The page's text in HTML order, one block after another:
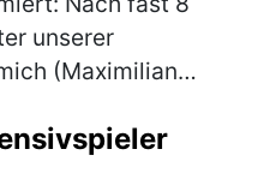
unserer
(Maximilian
Aus persönlichen